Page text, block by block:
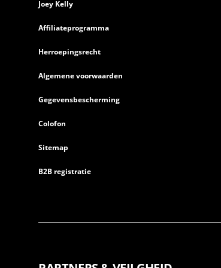
Joey Kelly
Affiliateprogramma
Herroepingsrecht
Algemene voorwaarden
Gegevensbescherming
Colofon
Sitemap
B2B registratie